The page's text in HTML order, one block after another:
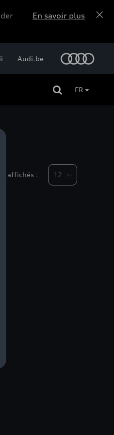
En savoir plus
Audi.be
FR
affichés :